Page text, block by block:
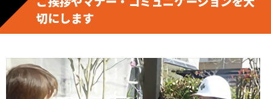
切にします